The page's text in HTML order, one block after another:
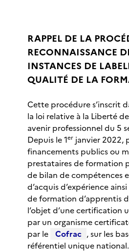
RAPPEL DE LA
RECONNAISSANCE
INSTANCES DE
QUALITÉ DE LA
Cette procédure s’inscrit
la loi relative à la Liberté
avenir professionnel du 5
Depuis le 1er janvier 2022,
financements publics ou
prestataires de formation
de bilan de compétences
d’acquis d’expérience
de formation d’apprentis
l’objet d’une certification
par un organisme
par le Cofrac , sur les
référentiel unique national.